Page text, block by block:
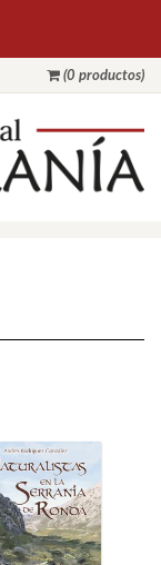
(0 productos)